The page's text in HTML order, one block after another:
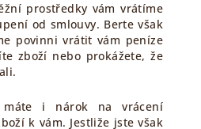
prostředky vám vrátíme
od smlouvy. Berte však
povinni vrátit vám peníze
zboží nebo prokážete, že
i nárok na vrácení
k vám. Jestliže jste však